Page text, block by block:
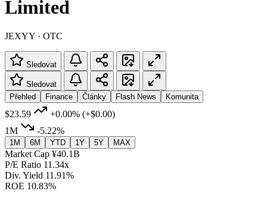
Limited
JEXYY · OTC
Sledovat
Sledovat
Přehled
Finance Články Flash News Komunita
$23.59 +0.00% (+$0.00)
1M
-5.22%
1M 6M YTD 1Y 5Y MAX
Market Cap ¥40.1B
P/E Ratio 11.34x
Div. Yield 11.91%
ROE 10.83%